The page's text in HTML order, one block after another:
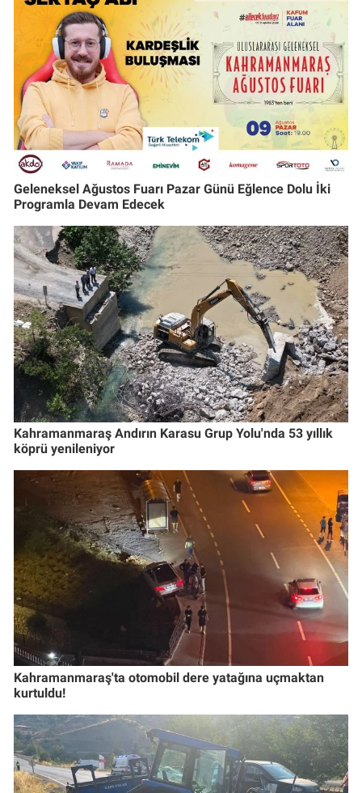
Geleneksel Ağustos Fuarı Pazar Günü Eğlence Dolu İki
Programla Devam Edecek
Kahramanmaraş Andırın Karasu Grup Yolu'nda 53 yıllık
köprü yenileniyor
Kahramanmaraş'ta otomobil dere yatağına uçmaktan
kurtuldu!